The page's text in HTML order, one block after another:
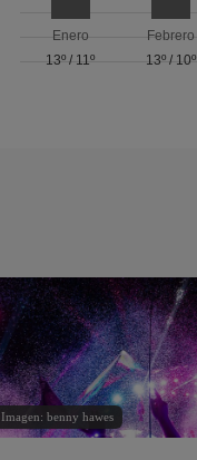
Enero
13º / 11º
Febrero
13º / 10º
Imagen: benny hawes